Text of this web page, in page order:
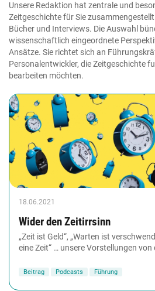
Unsere Redaktion hat zentrale und
Zeitgeschichte für Sie
Bücher und Interviews. Die Auswahl
wissenschaftlich eingeordnete
Ansätze. Sie richtet sich an
Personalentwickler, die Zeitgeschichte
bearbeiten möchten.
18.06.2021
Wider den Zeitirrsinn
„Zeit ist Geld“, „Warten ist
eine Zeit“ … unsere Vorstellungen
Beitrag Podcasts Führung